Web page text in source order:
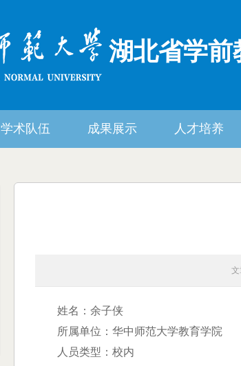
湖北省学前
学术队伍 成果展示 人才培养
文
姓名：余子侠
所属单位：华中师范大学教育学院
人员类型：校内